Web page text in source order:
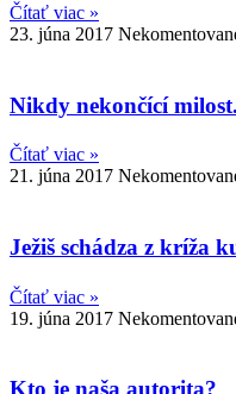
Čítať viac »
23. júna 2017
Nikdy nekončící milost.
Čítať viac »
21. júna 2017
Ježiš schádza z kríža
Čítať viac »
19. júna 2017